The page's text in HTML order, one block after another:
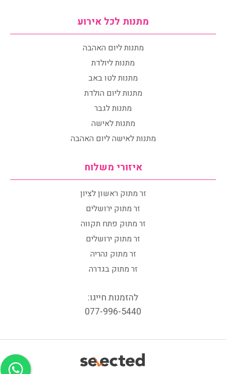
מתנות לכל אירוע
מתנות ליום האהבה
מתנות ליולדת
מתנות לטו באב
מתנות ליום הולדת
מתנות לגבר
מתנות לאישה
מתנות לאישה ליום האהבה
איזורי משלוח
זר מתוק ראשון לציון
זר מתוק ירושלים
זר מתוק פתח תקווה
זר מתוק ירושלים
זר מתוק נהריה
זר מתוק בגדרה
להזמנות חייגו:
077-996-5440